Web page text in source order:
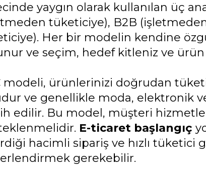
yaygın olarak kullanılan üç
tüketiciye), B2B
Her bir modelin kendine
ve seçim, hedef kitleniz ve
modeli, ürünlerinizi doğrudan
ve genellikle moda, elektronik
edilir. Bu model, müşteri
E-ticaret başlangıç
hacimli sipariş ve hızlı tüketici
gerekebilir.